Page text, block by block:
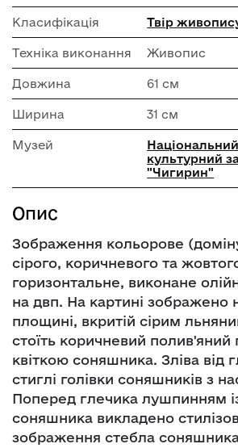
Класифікація Твір
Техніка виконання Живопис
Довжина 61 см
Ширина 31 см
Музей
культурний
"Чигирин"
Опис
Зображення кольорове
сірого, коричневого та
горизонтальне, виконане
на двп. На картині зображено
площині, вкритій сірим
стоїть коричневий полив'яний
квіткою соняшника. Зліва від
стиглі голівки соняшників з
Поперед глечика лушпинням
соняшника викладено
зображення стебла